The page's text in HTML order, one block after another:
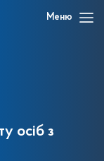
Меню
осіб з